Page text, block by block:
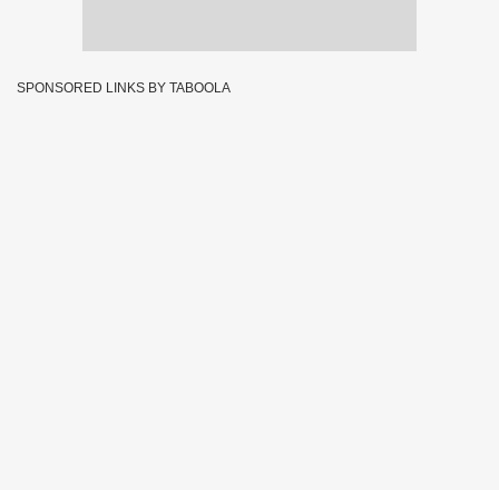
SPONSORED LINKS BY TABOOLA